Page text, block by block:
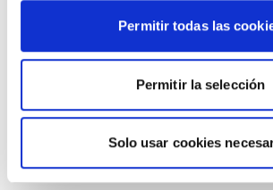
Permitir todas las
Permitir la selección
Solo usar cookies